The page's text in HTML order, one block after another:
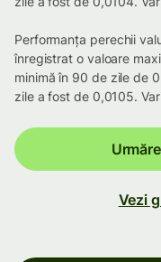
Performanța perechii
înregistrat o valoare
minimă în 90 de zile de
zile a fost de 0,0105.
Vezi